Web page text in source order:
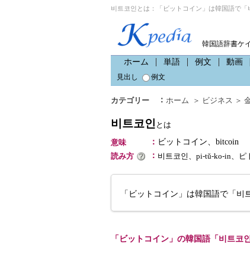
비트코인とは：「ビットコイン」は韓国語で「
韓国語辞書ケ
ホーム 単語 例文 動画
見出し
例文
カテゴリー ： ホーム ＞ ビジネス ＞
비트코인 とは
意味
： ビットコイン、bitcoin
読み方
： 비트코인、pi-tŭ-ko-in、ピ
「ビットコイン」は韓国語で「비
「ビットコイン」の韓国語「비트코